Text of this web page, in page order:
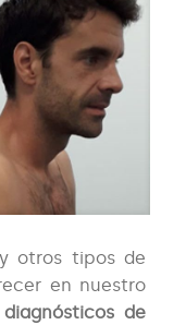
otros tipos de
en nuestro
de